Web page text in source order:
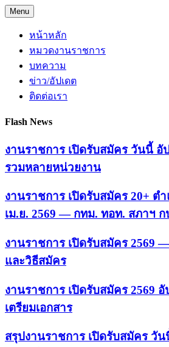
Skip
to
content
Menu
หน้าหลัก
หมวดงานราชการ
บทความ
ข่าว/อัปเดต
ติดต่อเรา
Flash News
งานราชการ เปิดรับสมัคร วันนี้ อั
รวมหลายหน่วยงาน
งานราชการ เปิดรับสมัคร 20+ ต
เม.ย. 2569 — กทม. ทอท. สภาฯ ก
งานราชการ เปิดรับสมัคร 2569
และวิธีสมัคร
งานราชการ เปิดรับสมัคร 2569
เตรียมเอกสาร
สรุปงานราชการ เปิดรับสมัคร วัน